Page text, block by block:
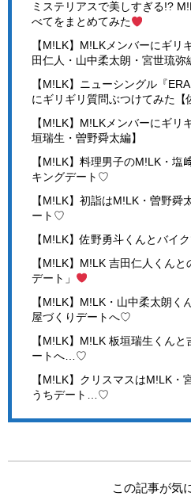
ミステリアスで美しすぎる!?
べてをまとめてみた
【M!LK】M!LKメンバーにギリ
田仁人・山中柔太朗・宮世琉弥
【M!LK】ニューシングル『
にギリギリ質問ぶつけてみた【
【M!LK】M!LKメンバーにギリ
垣瑞生・曽野舜太編】
【M!LK】料理男子のM!LK・塩
キングデート♡
【M!LK】初詣はM!LK・曽野舜
ート♡
【M!LK】佐野勇斗くんとバ
【M!LK】M!LK 吉田仁人くん
デート」
【M!LK】M!LK・山中柔太朗く
屋づくりデートへ♡
【M!LK】M!LK 板垣瑞生くん
ートへ…♡
【M!LK】クリスマスはM!LK・
うちデート…♡
この記事が気